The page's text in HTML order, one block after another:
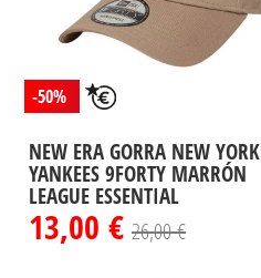
-50%
NEW ERA GORRA NEW YORK
YANKEES 9FORTY MARRÓN
LEAGUE ESSENTIAL
13,00 € 26,00 €